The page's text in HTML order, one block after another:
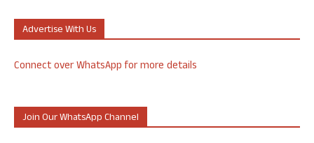
Advertise With Us
Connect over WhatsApp for more details
Join Our WhatsApp Channel